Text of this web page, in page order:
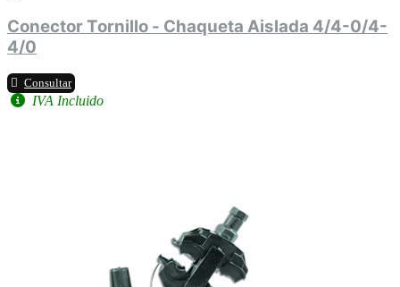
Conector Tornillo - Chaqueta Aislada 4/4-0/4-
4/0
Consultar
IVA Incluido